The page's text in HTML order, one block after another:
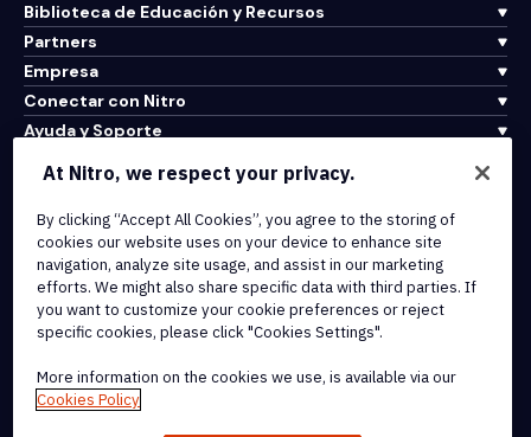
Biblioteca de Educación y Recursos
Partners
Empresa
Conectar con Nitro
Ayuda y Soporte
Terms of Service
Cookie Policy
Copyright Policy
All Terms & Policies
At Nitro, we respect your privacy.
By clicking “Accept All Cookies”, you agree to the storing of
cookies our website uses on your device to enhance site
navigation, analyze site usage, and assist in our marketing
efforts. We might also share specific data with third parties. If
you want to customize your cookie preferences or reject
specific cookies, please click "Cookies Settings".
More information on the cookies we use, is available via our
Cookies Policy